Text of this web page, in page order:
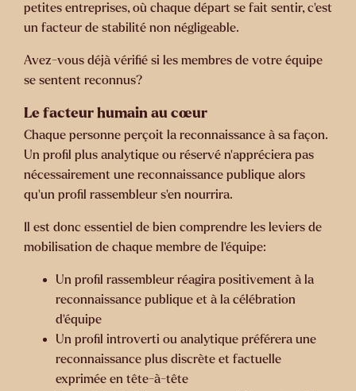
petites entreprises, où chaque départ se fait sentir, c’est
un facteur de stabilité non négligeable.
Avez-vous déjà vérifié si les membres de votre équipe
se sentent reconnus?
Le facteur humain au cœur
Chaque personne perçoit la reconnaissance à sa façon.
Un profil plus analytique ou réservé n’appréciera pas
nécessairement une reconnaissance publique alors
qu’un profil rassembleur s’en nourrira.
Il est donc essentiel de bien comprendre les leviers de
mobilisation de chaque membre de l’équipe:
Un profil rassembleur réagira positivement à la
reconnaissance publique et à la célébration
d’équipe
Un profil introverti ou analytique préférera une
reconnaissance plus discrète et factuelle
exprimée en tête-à-tête